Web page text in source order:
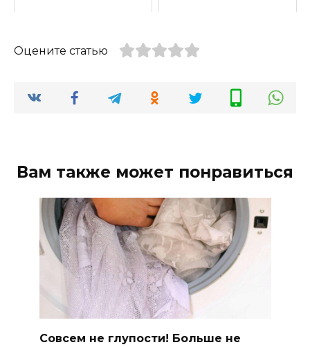
Оцените статью
Вам также может понравиться
Совсем не глупости! Больше не